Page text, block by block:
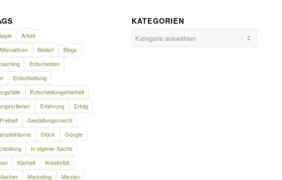
Arbeit
Bedarf
Blogs
Entscheiden
Entscheidung
Entscheidungsklarheit
Erfahrung
Erfolg
Freiheit
Gestaltungsmacht
Glück
Google
In eigener Sache
Klarheit
Kreativität
Marketing Mission
KATEGORIEN